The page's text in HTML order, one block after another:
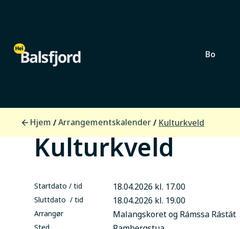
Bo
Hjem /Arrangementskalender/ Kulturkveld
Kulturkveld
Startdato / tid 18.04.2026 kl. 17.00
Sluttdato / tid 18.04.2026 kl. 19.00
Arrangør Malangskoret og Rámssa Rástát